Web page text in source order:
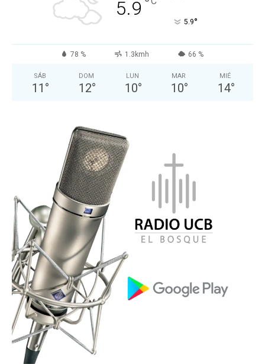
5.9
5.9°
78 % 1.3kmh 66 %
SÁB
11 °
DOM
12°
LUN
10°
MAR
10°
MIÉ
14°